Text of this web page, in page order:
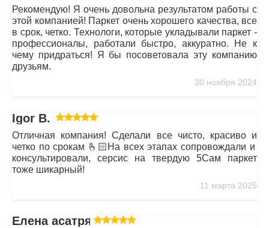
Рекомендую! Я очень довольна результатом работы с
этой компанией! Паркет очень хорошего качества, все
в срок, четко. Технологи, которые укладывали паркет -
профессионалы, работали быстро, аккуратно. Не к
чему придраться! Я бы посоветовала эту компанию
друзьям.
30 ноября 2024
Igor B.
Отличная компания! Сделали все чисто, красиво и
четко по срокам 🫰🏻На всех этапах сопровождали и
консультировали, серсис на твердую 5Сам паркет
тоже шикарный!
11 марта 2025
Елена асатрян